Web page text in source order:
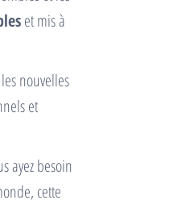
et mis à
nouvelles
et
ayez besoin
cette